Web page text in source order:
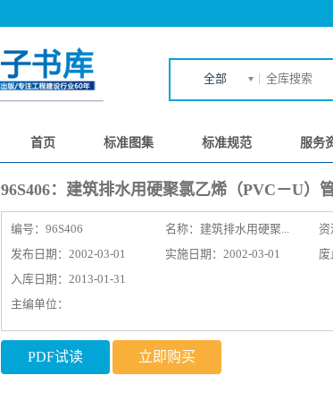
全部
首页 标准图集 标准规范 服务
96S406：建筑排水用硬聚氯乙烯（PVC－U）
编号： 96S406 名称： 建筑排水用硬聚...
资
发布日期：2002-03-01
实施日期：2002-03-01
废
入库日期：2013-01-31
主编单位：
PDF试读 立即购买